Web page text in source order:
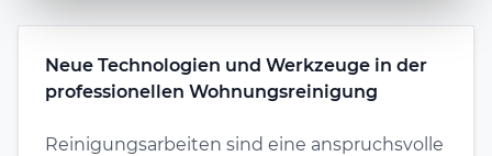
Neue Technologien und Werkzeuge in der
professionellen Wohnungsreinigung
Reinigungsarbeiten sind eine anspruchsvolle